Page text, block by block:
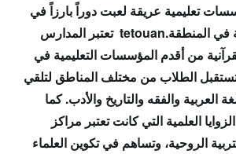
تعليمية عريقة لعبت دوراً بارزاً في
نشر العلم والمعرفة في المنطقة.tetouan تعتبر المدارس
من أقدم المؤسسات التعليمية في
الطلاب من مختلف المناطق لتلقي
العربية والفقه والتاريخ والأدب. كما
العلمية التي كانت تعتبر مراكز
الروحية، وتساهم في تكوين العلماء